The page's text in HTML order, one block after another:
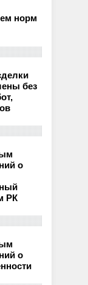
норм
без
о
РК
о